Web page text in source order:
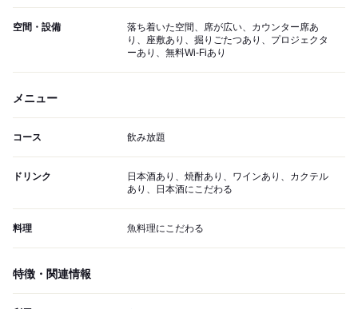
空間・設備
落ち着いた空間、席が広い、カウンター席あ
り、座敷あり、掘りごたつあり、プロジェクタ
ーあり、無料Wi-Fiあり
メニュー
コース 飲み放題
ドリンク
日本酒あり、焼酎あり、ワインあり、カクテル
あり、日本酒にこだわる
料理 魚料理にこだわる
特徴・関連情報